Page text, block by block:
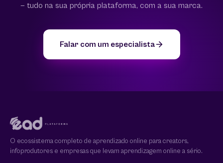
— tudo na sua própria plataforma, com a sua marca.
Falar com um especialista
O ecossistema completo de aprendizado online para creators,
infoprodutores e empresas que levam aprendizagem online a sério.